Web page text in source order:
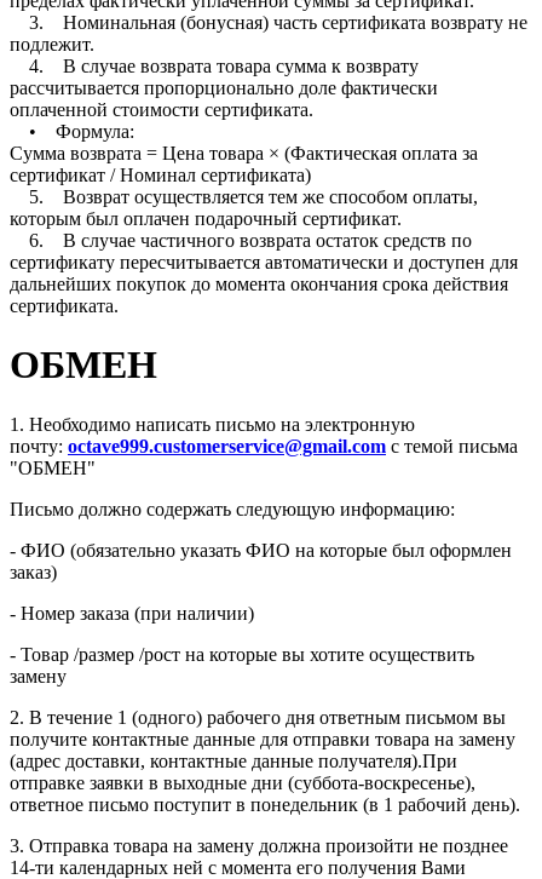
3. Номинальная (бонусная) часть сертификата возврату не
подлежит.
4. В случае возврата товара сумма к возврату
рассчитывается пропорционально доле фактически
оплаченной стоимости сертификата.
• Формула:
Сумма возврата = Цена товара × (Фактическая оплата за
сертификат / Номинал сертификата)
5. Возврат осуществляется тем же способом оплаты,
которым был оплачен подарочный сертификат.
6. В случае частичного возврата остаток средств по
сертификату пересчитывается автоматически и доступен для
дальнейших покупок до момента окончания срока действия
сертификата.
ОБМЕН
1. Необходимо написать письмо на электронную
почту: octave999.customerservice@gmail.com с темой письма
"ОБМЕН"
Письмо должно содержать следующую информацию:
- ФИО (обязательно указать ФИО на которые был оформлен
заказ)
- Номер заказа (при наличии)
- Товар /размер /рост на которые вы хотите осуществить
замену
2. В течение 1 (одного) рабочего дня ответным письмом вы
получите контактные данные для отправки товара на замену
(адрес доставки, контактные данные получателя).При
отправке заявки в выходные дни (суббота-воскресенье),
ответное письмо поступит в понедельник (в 1 рабочий день).
3. Отправка товара на замену должна произойти не позднее
14-ти календарных ней с момента его получения Вами